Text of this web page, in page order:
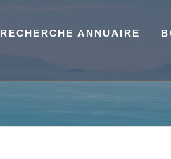
RECHERCHE ANNUAIRE